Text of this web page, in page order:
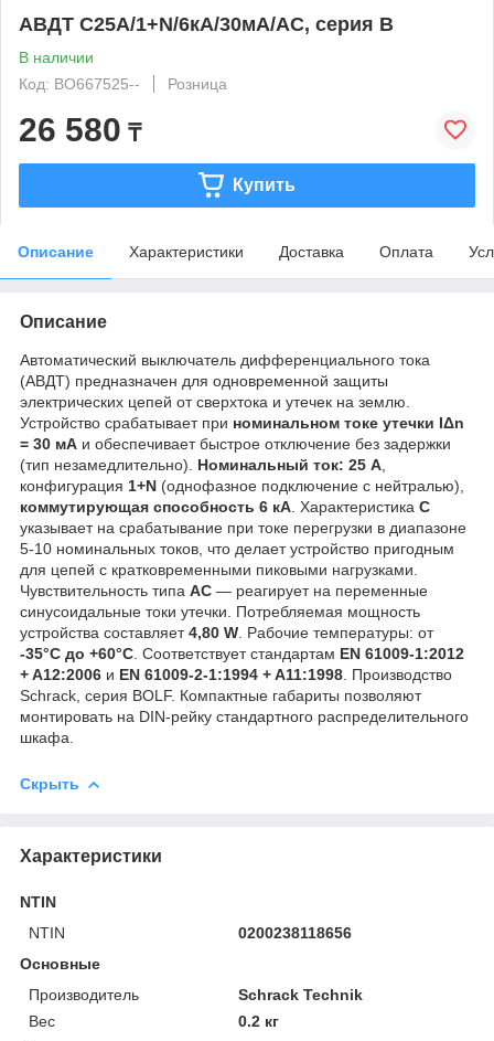
АВДТ C25А/1+N/6кА/30мА/AC, серия B
В наличии
Код: BO667525--
Розница
26 580 ₸
Купить
Описание Характеристики Доставка Оплата
Описание
Автоматический выключатель дифференциального тока
(АВДТ) предназначен для одновременной защиты
электрических цепей от сверхтока и утечек на землю.
Устройство срабатывает при номинальном токе утечки IΔn
= 30 мА и обеспечивает быстрое отключение без задержки
(тип незамедлительно). Номинальный ток: 25 А
конфигурация 1+N (однофазное подключение с нейтралью),
коммутирующая способность 6 кА . Характеристика C
указывает на срабатывание при токе перегрузки в диапазоне
5-10 номинальных токов, что делает устройство пригодным
для цепей с кратковременными пиковыми нагрузками.
Чувствительность типа AC — реагирует на переменные
синусоидальные токи утечки. Потребляемая мощность
устройства составляет4,80 W . Рабочие температуры: от
-35°C до +60°C . Соответствует стандартам EN 61009-1:2012
+ A12:2006 и EN 61009-2-1:1994 + A11:1998 . Производство
Schrack, серия BOLF. Компактные габариты позволяют
монтировать на DIN-рейку стандартного распределительного
шкафа.
Скрыть
Характеристики
NTIN
NTIN
0200238118656
Основные
Производитель
Schrack Technik
Вес
0.2 кг